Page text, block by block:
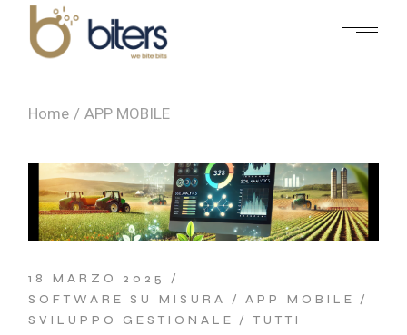
content
Home APP MOBILE
18 MARZO 2025
SOFTWARE SU MISURA
APP MOBILE
SVILUPPO GESTIONALE
TUTTI